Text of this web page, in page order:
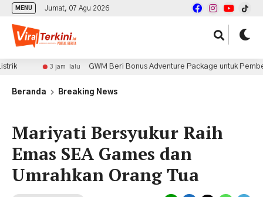
MENU Jumat, 07 Agu 2026
3 jam lalu GWM Beri Bonus Adventure Package untuk Pembeli Tank
Beranda Breaking News
Mariyati Bersyukur Raih
Emas SEA Games dan
Umrahkan Orang Tua